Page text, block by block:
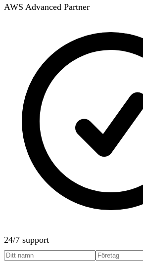
AWS Advanced Partner
24/7 support